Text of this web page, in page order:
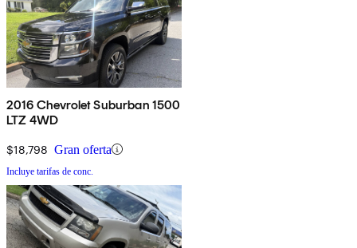
2016 Chevrolet Suburban 1500
LTZ 4WD
$18,798 Gran oferta
Incluye tarifas de conc.